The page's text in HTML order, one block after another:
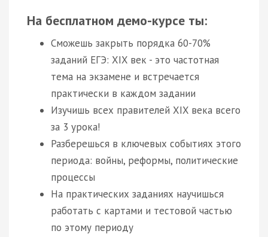
На бесплатном демо-курсе ты:
Сможешь закрыть порядка 60-70%
заданий ЕГЭ: XIX век - это частотная
тема на экзамене и встречается
практически в каждом задании
Изучишь всех правителей XIX века всего
за 3 урока!
Разберешься в ключевых событиях этого
периода: войны, реформы, политические
процессы
На практических заданиях научишься
работать с картами и тестовой частью
по этому периоду